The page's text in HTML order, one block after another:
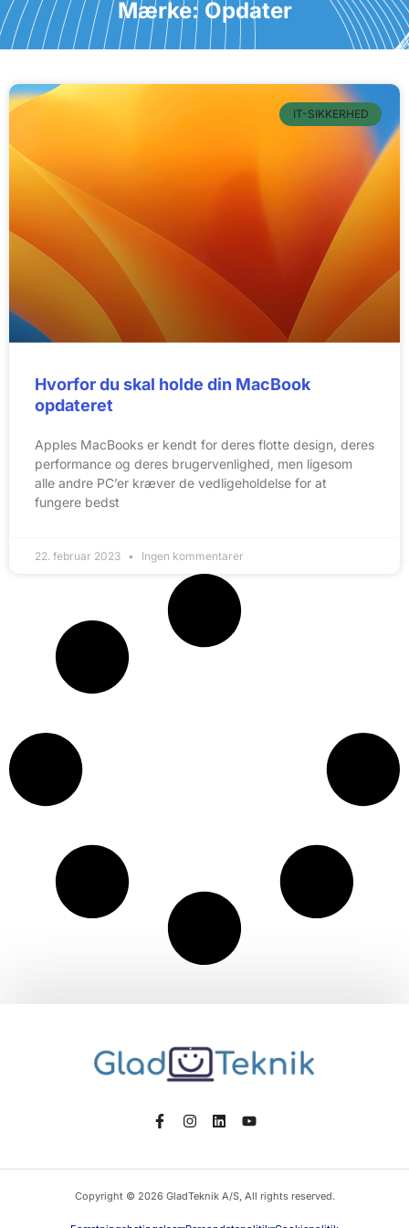
Mærke: Opdater
IT-SIKKERHED
Hvorfor du skal holde din MacBook
opdateret
Apples MacBooks er kendt for deres flotte design, deres
performance og deres brugervenlighed, men ligesom
alle andre PC’er kræver de vedligeholdelse for at
fungere bedst
22. februar 2023 Ingen kommentarer
Copyright © 2026 GladTeknik A/S, All rights reserved.